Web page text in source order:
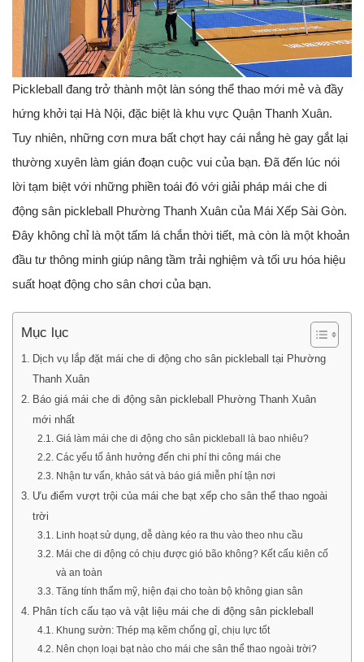
Pickleball đang trở thành một làn sóng thể thao mới mẻ và đầy
hứng khởi tại Hà Nội, đặc biệt là khu vực Quận Thanh Xuân.
Tuy nhiên, những cơn mưa bất chợt hay cái nắng hè gay gắt lại
thường xuyên làm gián đoạn cuộc vui của bạn. Đã đến lúc nói
lời tạm biệt với những phiền toái đó với giải pháp mái che di
động sân pickleball Phường Thanh Xuân của Mái Xếp Sài Gòn.
Đây không chỉ là một tấm lá chắn thời tiết, mà còn là một khoản
đầu tư thông minh giúp nâng tầm trải nghiệm và tối ưu hóa hiệu
suất hoạt động cho sân chơi của bạn.
Mục lục
Dịch vụ lắp đặt mái che di động cho sân pickleball tại Phường
Thanh Xuân
Báo giá mái che di động sân pickleball Phường Thanh Xuân
mới nhất
Giá làm mái che di động cho sân pickleball là bao nhiêu?
Các yếu tố ảnh hưởng đến chi phí thi công mái che
Nhận tư vấn, khảo sát và báo giá miễn phí tận nơi
Ưu điểm vượt trội của mái che bạt xếp cho sân thể thao ngoài
trời
Linh hoạt sử dụng, dễ dàng kéo ra thu vào theo nhu cầu
Mái che di động có chịu được gió bão không? Kết cấu kiên cố
và an toàn
Tăng tính thẩm mỹ, hiện đại cho toàn bộ không gian sân
Phân tích cấu tạo và vật liệu mái che di động sân pickleball
Khung sườn: Thép mạ kẽm chống gỉ, chịu lực tốt
Nên chọn loại bạt nào cho mái che sân thể thao ngoài trời?